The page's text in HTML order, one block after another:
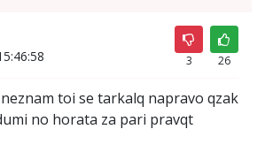
3 26
toi se tarkalq napravo qzak
no horata za pari pravqt